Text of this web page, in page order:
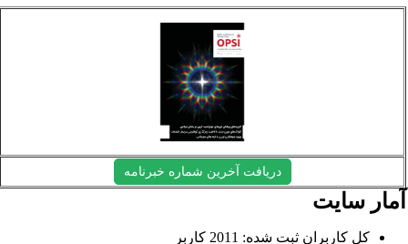
دریافت آخرین شماره خبرنامه
سایت
کل کاربران ثبت شده: 2011 کاربر